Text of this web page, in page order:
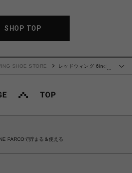
SHOP TOP
SHOE STORE
レッドウィング 6inch
PARCOで貯まる＆使える